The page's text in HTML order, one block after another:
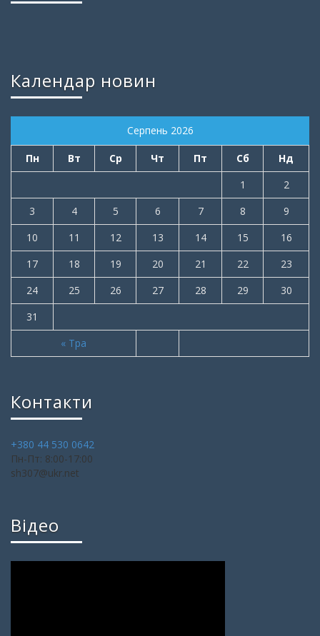
Календар новин
Серпень 2026
Пн Вт Ср Чт Пт Сб Нд
« Тра
1
2
3
4 5 6 7 8
9
10
11 12 13 14 15
16
17
18 19 20 21 22
23
24
25 26 27 28 29
30
31
Контакти
+380 44 530 0642
Пн-Пт: 8:00-17:00
sh307@ukr.net
Відео